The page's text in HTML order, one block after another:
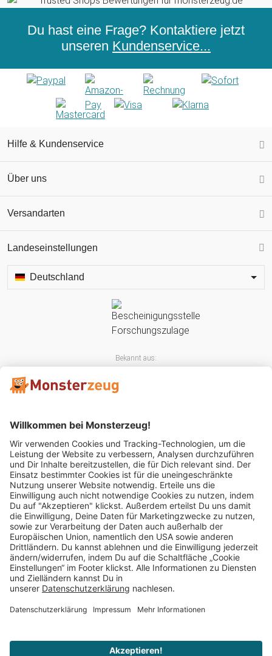
Du hast eine Frage? Kontaktiere jetzt
unseren Kundenservice...
Hilfe & Kundenservice
Über uns
Versandarten
Landeseinstellungen
Deutschland
Bekannt aus:
Mitglied im:
Impressum AGB Widerrufsbelehrung
Vertrag widerrufen